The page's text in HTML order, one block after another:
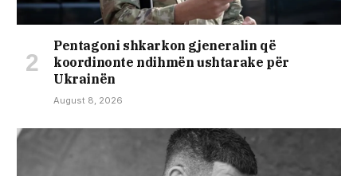
Pentagoni shkarkon gjeneralin që
koordinonte ndihmën ushtarake për
Ukrainën
August 8, 2026